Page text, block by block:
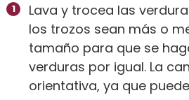
Lava y trocea las
los trozos sean más o
tamaño para que se
verduras por igual. La
orientativa, ya que